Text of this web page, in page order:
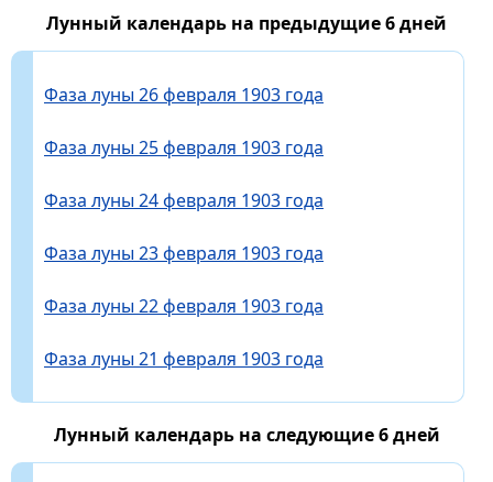
Лунный календарь на предыдущие 6 дней
Фаза луны 26 февраля 1903 года
Фаза луны 25 февраля 1903 года
Фаза луны 24 февраля 1903 года
Фаза луны 23 февраля 1903 года
Фаза луны 22 февраля 1903 года
Фаза луны 21 февраля 1903 года
Лунный календарь на следующие 6 дней